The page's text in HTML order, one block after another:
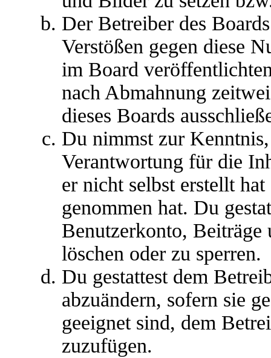
Der Betreiber des
Verstößen gegen diese
im Board
nach Abmahnung
dieses Boards
Du nimmst zur
Verantwortung für die
er nicht selbst erstellt
genommen hat. Du
Benutzerkonto,
löschen oder zu sperren.
Du gestattest dem
abzuändern, sofern sie
geeignet sind, dem
zuzufügen.